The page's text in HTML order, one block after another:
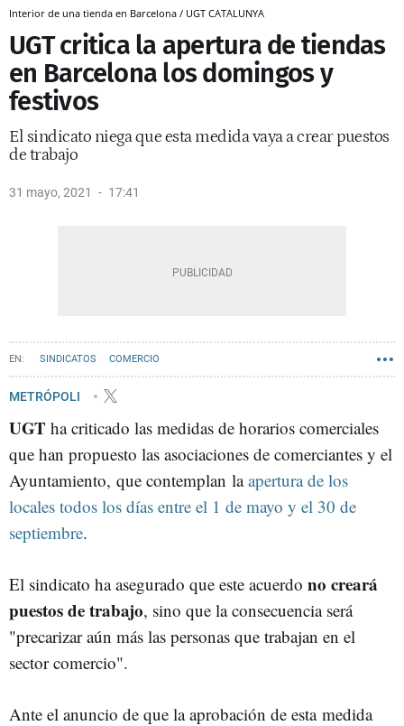
Interior de una tienda en Barcelona / UGT CATALUNYA
UGT critica la apertura de tiendas
en Barcelona los domingos y
festivos
El sindicato niega que esta medida vaya a crear puestos
de trabajo
31 mayo, 2021 17:41
SINDICATOS COMERCIO
METRÓPOLI
UGT ha criticado las medidas de horarios comerciales
que han propuesto las asociaciones de comerciantes y el
Ayuntamiento, que contemplan laapertura de los
locales todos los días entre el 1 de mayo y el 30 de
septiembre.
El sindicato ha asegurado que este acuerdo no creará
puestos de trabajo, sino que la consecuencia será
"precarizar aún más las personas que trabajan en el
sector comercio".
Ante el anuncio de que la aprobación de esta medida